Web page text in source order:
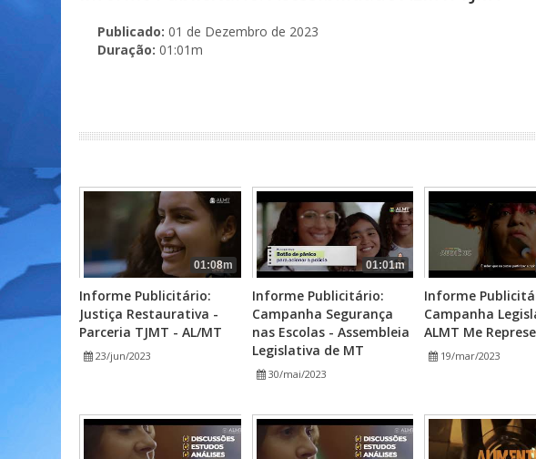
Publicado: 01 de Dezembro de 2023
Duração: 01:01m
01:08m
Informe Publicitário:
Justiça Restaurativa -
Parceria TJMT - AL/MT
23/jun/2023
01:01m
Informe Publicitário:
Campanha Segurança
nas Escolas - Assembleia
Legislativa de MT
30/mai/2023
Informe
Campanha
ALMT Me
19/mar/2023